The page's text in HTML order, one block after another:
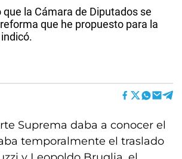
que la Cámara de Diputados se
que he propuesto para la
Suprema daba a conocer el
temporalmente el traslado